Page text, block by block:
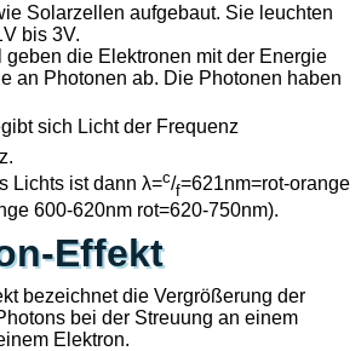
Solarzellen aufgebaut. Sie leuchten
bis 3V.
geben die Elektronen mit der Energie
an Photonen ab. Die Photonen haben
sich Licht der Frequenz
Lichts ist dann λ=c/f=621nm=rot-orange
600-620nm rot=620-750nm).
Effekt
bezeichnet die Vergrößerung der
bei der Streuung an einem
Elektron.